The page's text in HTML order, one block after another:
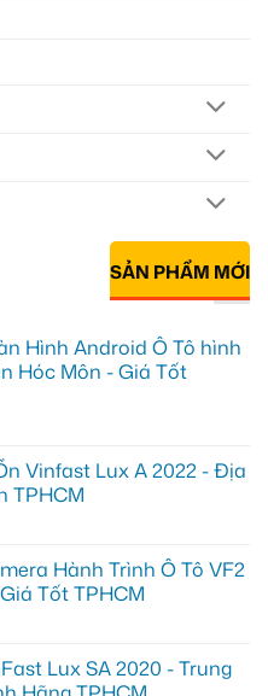
SẢN PHẨM MỚI
Hình Android Ô Tô hình
Hóc Môn - Giá Tốt
Vinfast Lux A 2022 - Địa
TPHCM
Hành Trình Ô Tô VF2
Tốt TPHCM
Lux SA 2020 - Trung